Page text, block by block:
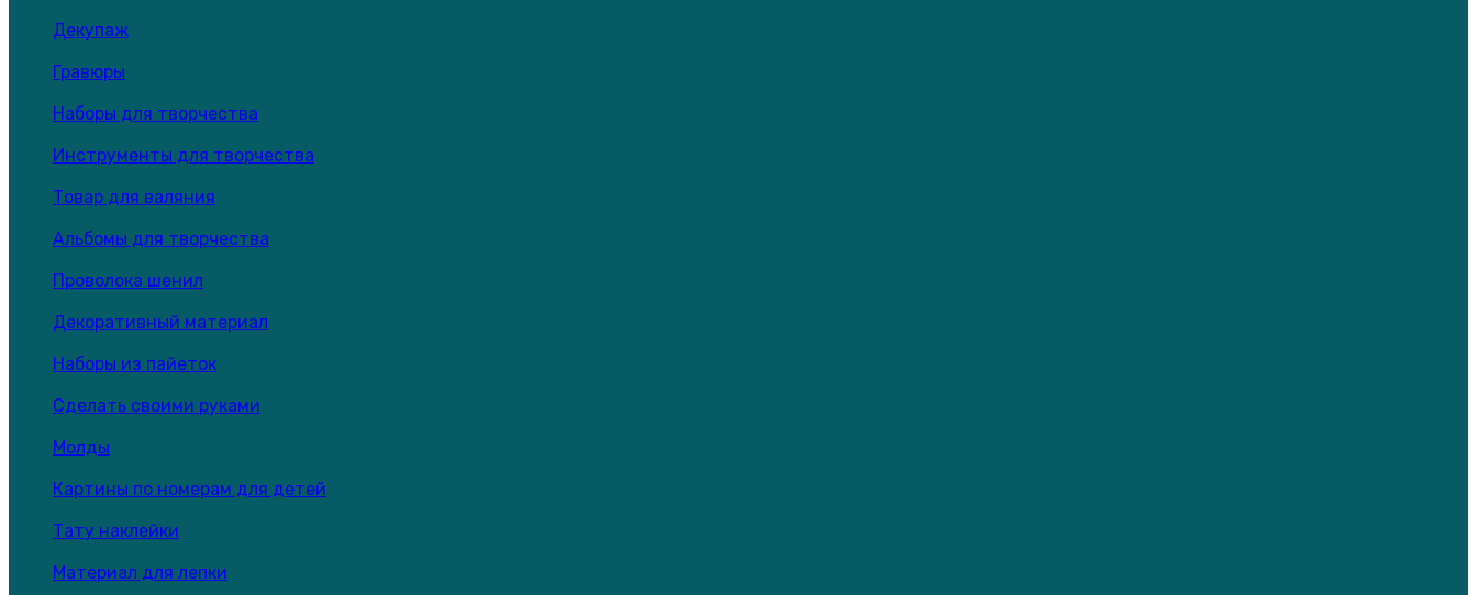
Декупаж
Гравюры
Наборы для творчества
Инструменты для творчества
Товар для валяния
Альбомы для творчества
Проволока шенил
Декоративный материал
Наборы из пайеток
Сделать своими руками
Молды
Картины по номерам для детей
Тату наклейки
Материал для лепки